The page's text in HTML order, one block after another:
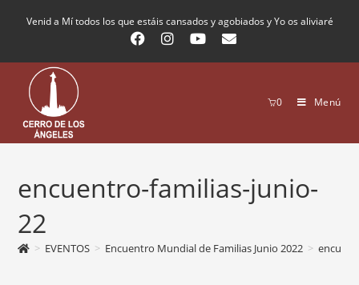
Venid a Mí todos los que estáis cansados y agobiados y Yo os aliviaré
0 Menú
encuentro-familias-junio-
22
> EVENTOS > Encuentro Mundial de Familias Junio 2022 >